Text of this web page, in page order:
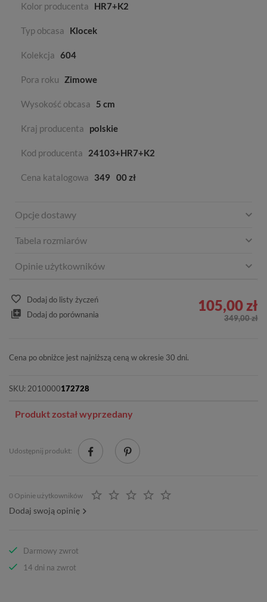
Kolor producenta HR7+K2
Typ obcasa Klocek
Kolekcja 604
Pora roku Zimowe
Wysokość obcasa 5 cm
Kraj producenta polskie
Kod producenta 24103+HR7+K2
Cena katalogowa 349 00 zł
Opcje dostawy
Tabela rozmiarów
Opinie użytkowników
Dodaj do listy życzeń
Dodaj do porównania
105,00 zł
349,00 zł
Cena po obniżce jest najniższą ceną w okresie 30 dni.
SKU: 2010000172728
Produkt został wyprzedany
Udostępnij produkt:
0 Opinie użytkowników
Dodaj swoją opinię
Darmowy zwrot
14 dni na zwrot